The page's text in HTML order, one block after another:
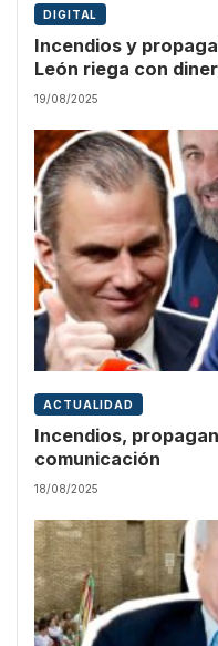
DIGITAL
Incendios y
León riega con
culpan a Sánchez
19/08/2025
ACTUALIDAD
Incendios,
comunicación
18/08/2025